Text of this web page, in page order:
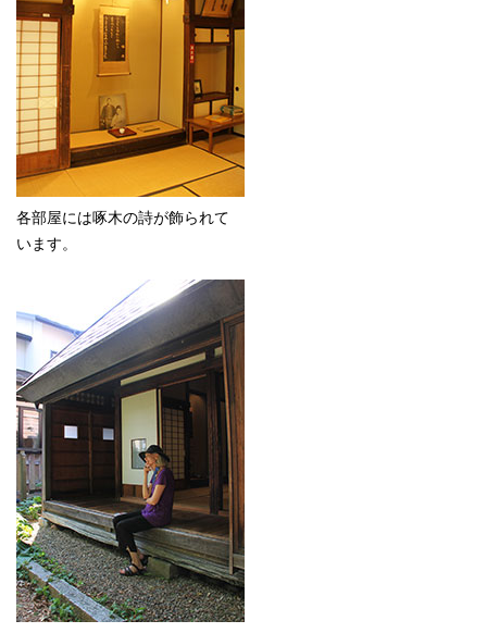
各部屋には啄木の詩が飾られて
います。